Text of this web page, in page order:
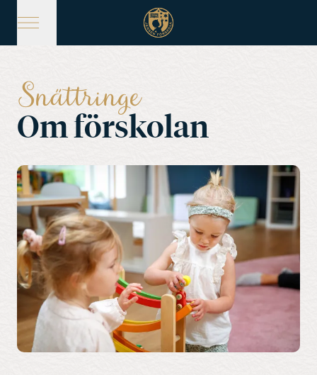
huvudinnehåll
Snättringe
Om förskolan